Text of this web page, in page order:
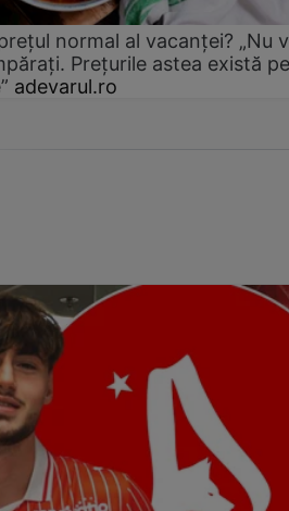
normal al vacanței? „Nu
Prețurile astea există
adevarul.ro